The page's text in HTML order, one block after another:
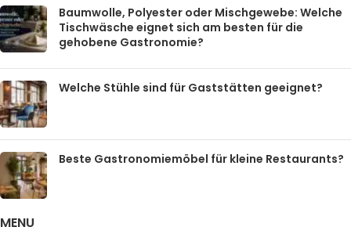
Baumwolle, Polyester oder Mischgewebe: Welche
Tischwäsche eignet sich am besten für die
gehobene Gastronomie?
Welche Stühle sind für Gaststätten geeignet?
Beste Gastronomiemöbel für kleine Restaurants?
MENU